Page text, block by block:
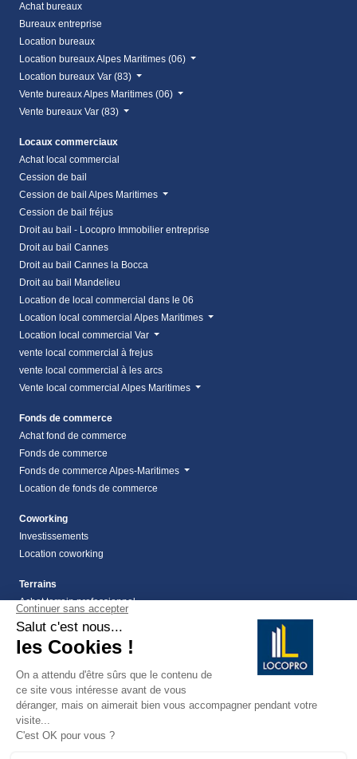
Achat bureaux
Bureaux entreprise
Location bureaux
Location bureaux Alpes Maritimes (06)
Location bureaux Var (83)
Vente bureaux Alpes Maritimes (06)
Vente bureaux Var (83)
Locaux commerciaux
Achat local commercial
Cession de bail
Cession de bail Alpes Maritimes
Cession de bail fréjus
Droit au bail - Locopro Immobilier entreprise
Droit au bail Cannes
Droit au bail Cannes la Bocca
Droit au bail Mandelieu
Location de local commercial dans le 06
Location local commercial Alpes Maritimes
Location local commercial Var
vente local commercial à frejus
vente local commercial à les arcs
Vente local commercial Alpes Maritimes
Fonds de commerce
Achat fond de commerce
Fonds de commerce
Fonds de commerce Alpes-Maritimes
Location de fonds de commerce
Coworking
Investissements
Location coworking
Terrains
Achat terrain professionnel
location de terrain Alpes Maritimes (06)
Maritimes (06)
Terrains
Vente terrain Alpes maritimes (06)
vente terrains à montauroux